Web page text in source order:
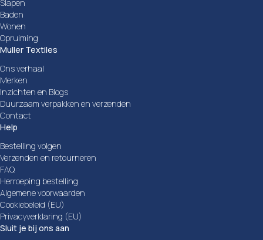
Slapen
Baden
Wonen
Opruiming
Muller Textiles
Ons verhaal
Merken
Inzichten en Blogs
Duurzaam verpakken en verzenden
Contact
Help
Bestelling volgen
Verzenden en retourneren
FAQ
Herroeping bestelling
Algemene voorwaarden
Cookiebeleid (EU)
Privacyverklaring (EU)
Sluit je bij ons aan